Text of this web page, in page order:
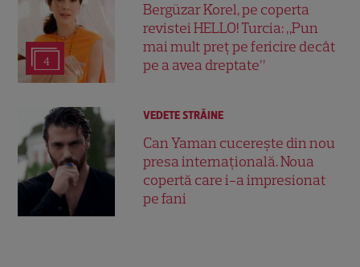
4
Bergüzar Korel, pe coperta
revistei HELLO! Turcia: „Pun
mai mult preț pe fericire decât
pe a avea dreptate”
VEDETE STRĂINE
Can Yaman cucerește din nou
presa internațională. Noua
copertă care i-a impresionat
pe fani